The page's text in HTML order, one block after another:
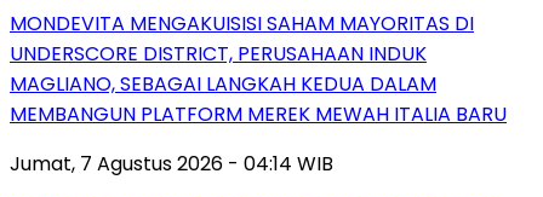
MONDEVITA MENGAKUISISI SAHAM MAYORITAS DI
UNDERSCORE DISTRICT, PERUSAHAAN INDUK
MAGLIANO, SEBAGAI LANGKAH KEDUA DALAM
MEMBANGUN PLATFORM MEREK MEWAH ITALIA BARU
Jumat, 7 Agustus 2026 - 04:14 WIB